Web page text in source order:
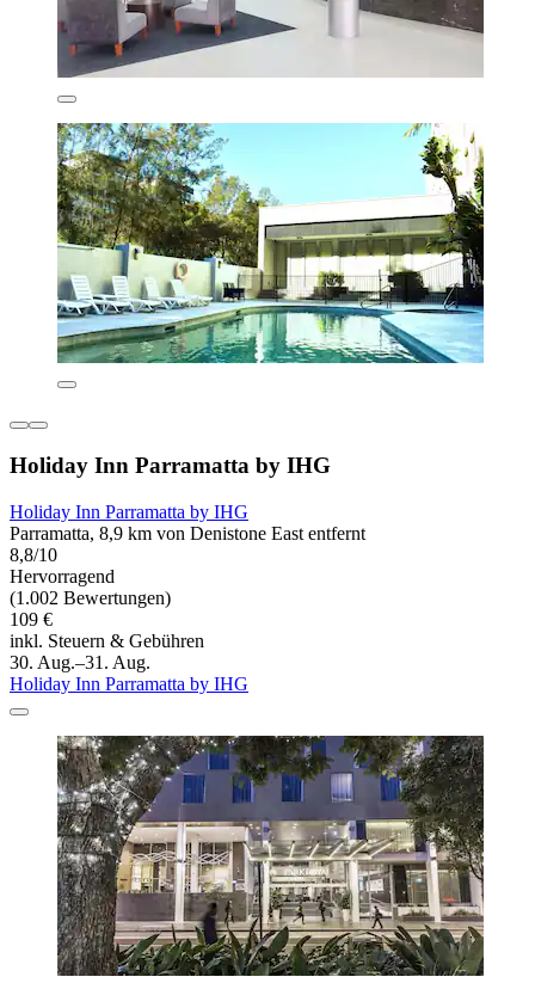
Holiday Inn Parramatta by IHG
Holiday Inn Parramatta by IHG
Parramatta, 8,9 km von Denistone East entfernt
8,8/10
Hervorragend
(1.002 Bewertungen)
109 €
inkl. Steuern & Gebühren
30. Aug.–31. Aug.
Holiday Inn Parramatta by IHG